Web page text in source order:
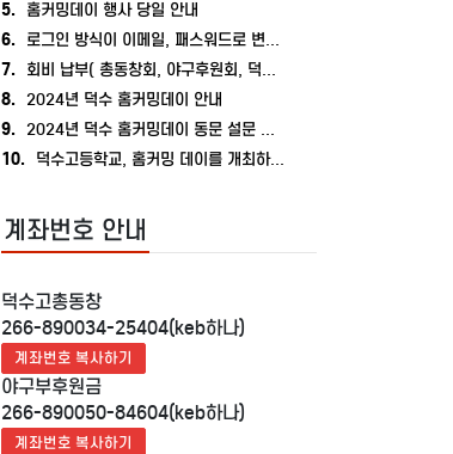
5. 홈커밍데이 행사 당일 안내
6.
로그인 방식이 이메일, 패스워드로 변경되었습니다.
7.
회비 납부( 총동창회, 야구후원회, 덕수장학재단, 덕수포럼) 계좌 안내
8. 2024년 덕수 홈커밍데이 안내
9.
2024년 덕수 홈커밍데이 동문 설문 조사 결과
10. 덕수고등학교, 홈커밍 데이를 개최하다.
계좌번호 안내
덕수고총동창
266-890034-25404(keb하나)
계좌번호 복사하기
야구부후원금
266-890050-84604(keb하나)
계좌번호 복사하기